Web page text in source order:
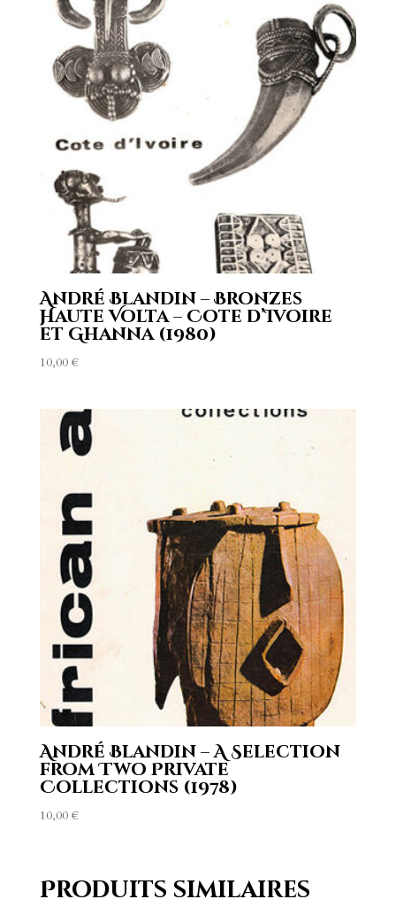
André Blandin – Bronzes
Haute Volta – Cote d’Ivoire
et Ghanna (1980)
10,00 €
André Blandin – A Selection
from Two Private
Collections (1978)
10,00 €
Produits similaires